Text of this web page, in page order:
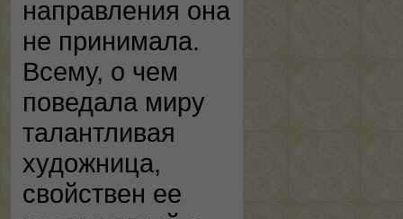
направления она
не принимала.
Всему, о чем
поведала миру
талантливая
художница,
свойствен ее